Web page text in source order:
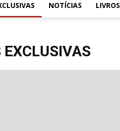
NOTÍCIAS LIVROS
EXCLUSIVAS